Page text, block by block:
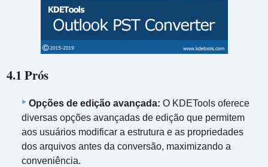
4.1 Prós
Opções de edição avançada: O KDETools oferece
diversas opções avançadas de edição que permitem
aos usuários modificar a estrutura e as propriedades
dos arquivos antes da conversão, maximizando a
conveniência.